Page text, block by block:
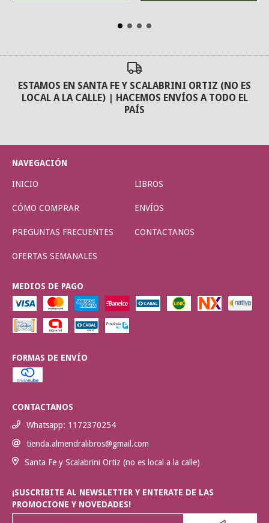
ESTAMOS EN SANTA FE Y SCALABRINI ORTIZ (NO ES
LOCAL A LA CALLE) | HACEMOS ENVÍOS A TODO EL
PAÍS
NAVEGACIÓN
INICIO LIBROS
CÓMO COMPRAR ENVÍOS
PREGUNTAS FRECUENTES CONTACTANOS
OFERTAS SEMANALES
MEDIOS DE PAGO
FORMAS DE ENVÍO
CONTACTANOS
Whatsapp: 1172370254
tienda.almendralibros@gmail.com
Santa Fe y Scalabrini Ortiz (no es local a la calle)
¡SUSCRIBITE AL NEWSLETTER Y ENTERATE DE LAS
PROMOCIONE Y NOVEDADES!